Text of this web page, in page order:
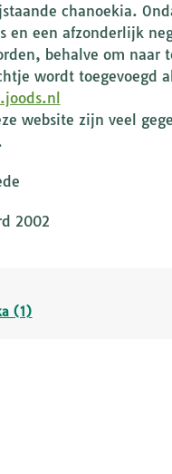
chanoekia.
en een afzonderlijk
behalve om naar
wordt toegevoegd
website zijn veel
2002
(1)